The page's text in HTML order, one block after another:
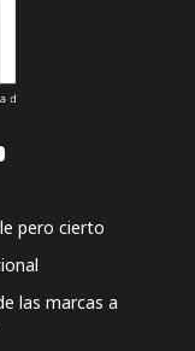
pero cierto
las marcas a